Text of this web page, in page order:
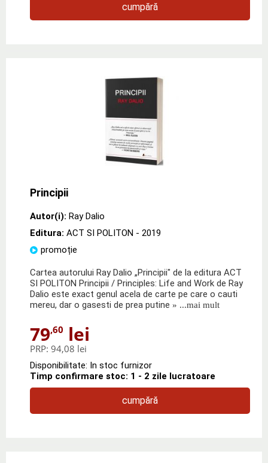
cumpără
Principii
Autor(i): Ray Dalio
Editura: ACT SI POLITON - 2019
promoție
Cartea autorului Ray Dalio „Principii" de la editura ACT
SI POLITON Principii / Principles: Life and Work de Ray
Dalio este exact genul acela de carte pe care o cauti
mereu, dar o gasesti de prea putine » ...mai mult
79,60 lei
PRP: 94,08 lei
Disponibilitate: In stoc furnizor
Timp confirmare stoc: 1 - 2 zile lucratoare
cumpără